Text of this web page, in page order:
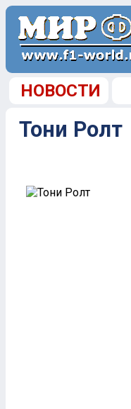
НОВОСТИ
Тони Ролт